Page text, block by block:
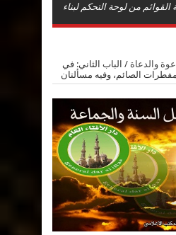
من لوحة التحكم لبناء
والدعاة / الباب الثاني: في
الصائم، وفيه مسألتان